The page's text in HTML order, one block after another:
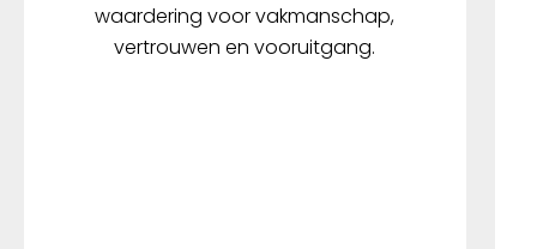
waardering voor vakmanschap,
vertrouwen en vooruitgang.